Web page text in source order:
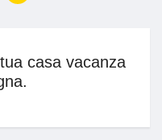
casa vacanza